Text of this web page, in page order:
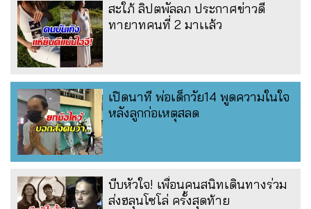
สะใภ้ ลิปตพัลลภ ประกาศข่าวดี
ทายาทคนที่ 2 มาเเล้ว
เปิดนาที พ่อเด็กวัย14 พูดความในใจ
หลังลูกก่อเหตุสลด
บีบหัวใจ! เพื่อนคนสนิทเดินทางร่วม
ส่งฮลุนโซโล่ ครั้งสุดท้าย